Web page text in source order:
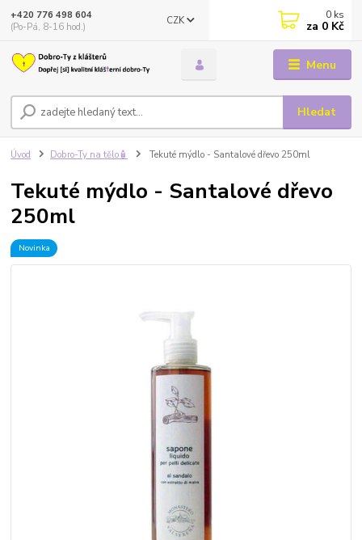
Menu
CZK
Hledat
+420 776 498 604
(Po-Pá, 8-16 hod.)
0 ks
za 0 Kč
Úvod Dobro-Ty na tělo🧴 Tekuté mýdlo - Santalové dřevo 250ml
Tekuté mýdlo - Santalové dřevo
250ml
Novinka